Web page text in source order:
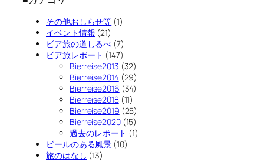
その他おしらせ等 (1)
イベント情報 (21)
ビア旅の道しるべ (7)
ビア旅レポート (147)
Bierreise2013 (32)
Bierreise2014(29)
Bierreise2016 (34)
Bierreise2018(11)
Bierreise2019 (25)
Bierreise2020(15)
過去のレポート (1)
ビールのある風景 (10)
旅のはなし (13)